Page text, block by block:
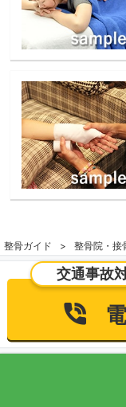
整骨ガイド 整骨院・接
交通事故